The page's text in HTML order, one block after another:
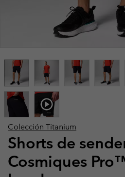
Colección Titanium
Shorts de
Cosmiques